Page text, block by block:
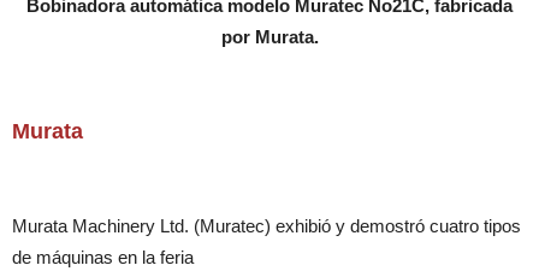
Bobinadora automática modelo Muratec No21C, fabricada
por Murata.
Murata
Murata Machinery Ltd. (Muratec) exhibió y demostró cuatro tipos
de máquinas en la feria